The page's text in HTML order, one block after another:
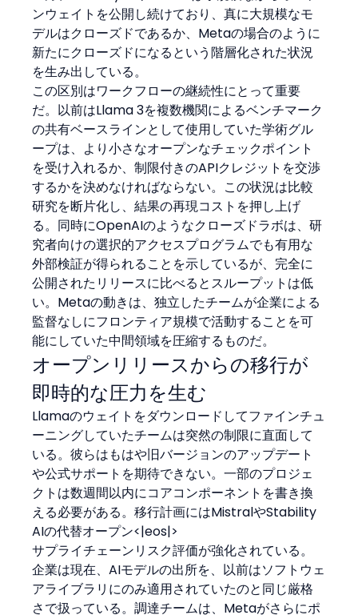
ンウェイトを公開し続けており、真に大規模なモ
デルはクローズドであるか、Metaの場合のように
新たにクローズドになるという階層化された状況
を生み出している。
この区別はワークフローの継続性にとって重要
だ。以前はLlama 3を複数機関によるベンチマーク
の共有ベースラインとして使用していた学術グル
ープは、より小さなオープンなチェックポイント
を受け入れるか、制限付きのAPIクレジットを交渉
するかを決めなければならない。この状況は比較
研究を断片化し、結果の再現コストを押し上げ
る。同時にOpenAIのようなクローズドラボは、研
究者向けの選択的アクセスプログラムでも有用な
外部検証が得られることを示しているが、完全に
公開されたリリースに比べるとスループットは低
い。Metaの動きは、独立したチームが企業による
監督なしにフロンティア規模で活動することを可
能にしていた中間領域を圧縮するものだ。
オープンリリースからの移行が
即時的な圧力を生む
Llamaのウェイトをダウンロードしてファインチュ
ーニングしていたチームは突然の制限に直面して
いる。彼らはもはや旧バージョンのアップデート
や公式サポートを期待できない。一部のプロジェ
クトは数週間以内にコアコンポーネントを書き換
える必要がある。移行計画にはMistralやStability
AIの代替オープン<|eos|>
サプライチェーンリスク評価が強化されている。
企業は現在、AIモデルの出所を、以前はソフトウェ
アライブラリにのみ適用されていたのと同じ厳格
さで扱っている。調達チームは、Metaがさらにポ